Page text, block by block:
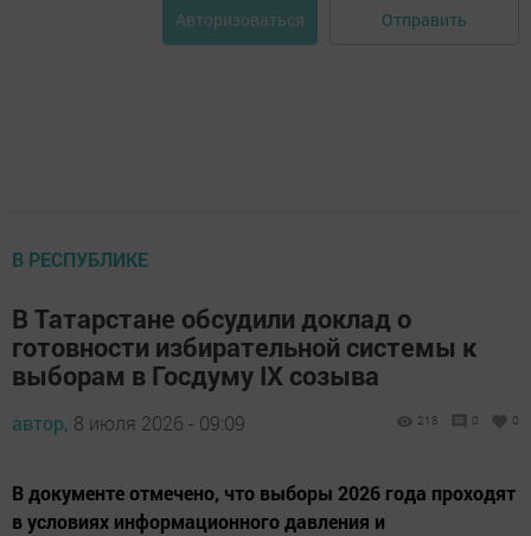
Авторизоваться Отправить
В РЕСПУБЛИКЕ
В Татарстане обсудили доклад о
готовности избирательной системы к
выборам в Госдуму IX созыва
автор, 8 июля 2026 - 09:09 218 0 0
В документе отмечено, что выборы 2026 года проходят
в условиях информационного давления и